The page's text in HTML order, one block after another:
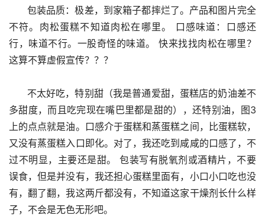
不符。肉松蛋糕不知道肉松在哪里。 口感味道：口感还
行，味道不行。一股奇怪的味道。 快来找找肉松在哪里？
这算不算虚假宣传？？？
多甜度，而且吃完现在嘴巴里都是甜的），还特别油，图3
上的点点就是油。口感介于蛋糕和蒸蛋糕之间，比蛋糕软，
又没有蒸蛋糕入口即化。对了，我还吃到咸咸的口感了，不
过不明显，主要还是甜。 包装写有脱氧剂或酒精片，不要
误食，但是并没有，我还担心蛋糕里面有，小口小口吃也没
有，翻了翻，我这两斤都没有，不知道这家干燥剂长什么样
子，不会是无色无形吧。